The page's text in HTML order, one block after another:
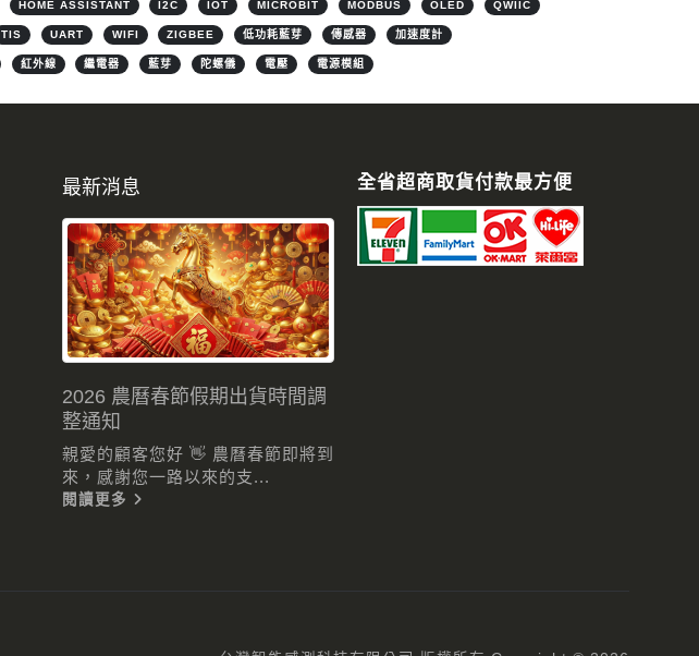
HOME ASSISTANT I2C IOT MICROBIT MODBUS OLED QWIIC
TIS UART WIFI ZIGBEE 低功耗藍芽 傳感器 加速度計
紅外線 繼電器 藍芽 陀螺儀 電壓 電源模組
最新消息
2026 農曆春節假期出貨時間調
整通知
親愛的顧客您好 👋 農曆春節即將到
來，感謝您一路以來的支...
閱讀更多
全省超商取貨付款最方便